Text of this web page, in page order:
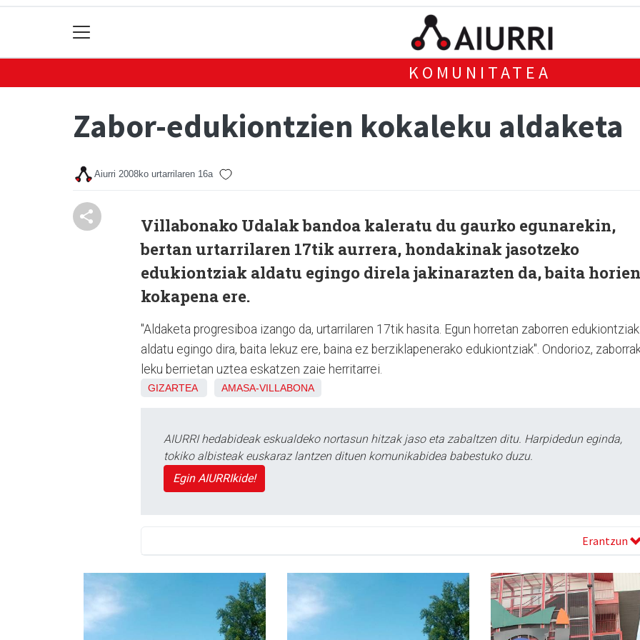
KOMUNITATEA
Zabor-edukiontzien kokaleku aldaketa
Aiurri 2008ko urtarrilaren 16a
Villabonako Udalak bandoa kaleratu du gaurko egunarekin,
bertan urtarrilaren 17tik aurrera, hondakinak jasotzeko
edukiontziak aldatu egingo direla jakinarazten da, baita horien
kokapena ere.
"Aldaketa progresiboa izango da, urtarrilaren 17tik hasita. Egun horretan zaborren edukiontziak
aldatu egingo dira, baita lekuz ere, baina ez berziklapenerako edukiontziak". Ondorioz,
leku berrietan uztea eskatzen zaie herritarrei.
GIZARTEA AMASA-VILLABONA
AIURRI hedabideak eskualdeko nortasun hitzak jaso eta zabaltzen ditu. Harpidedun eginda,
tokiko albisteak euskaraz lantzen dituen komunikabidea babestuko duzu.
Egin AIURRIkide!
Erantzun